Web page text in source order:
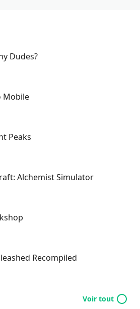
Dudes?
Mobile
Peaks
Alchemist Simulator
Recompiled
Voir tout